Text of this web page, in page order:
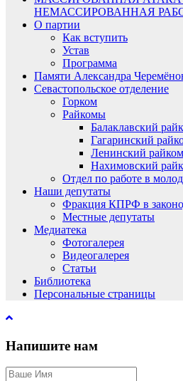
НЕМАССИРОВАННАЯ
О партии
Как вступить
Устав
Программа
Памяти Александра
Севастопольское отделение
Горком
Райкомы
Балаклавский
Гагаринский
Ленинский
Нахимовский
Отдел по работе в
Наши депутаты
Фракция КПРФ в
Местные депутаты
Медиатека
Фотогалерея
Видеогалерея
Статьи
Библиотека
Персональные страницы
Напишите нам